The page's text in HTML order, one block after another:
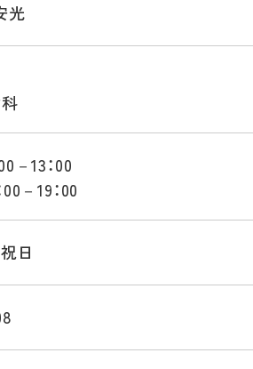
光
－13：00
－19：00
日